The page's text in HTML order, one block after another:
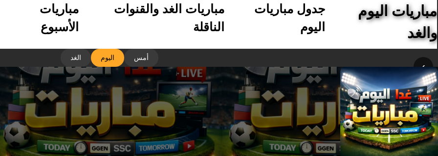
مباريات اليوم
والغد
جدول مباريات
اليوم
مباريات الغد والقنوات
الناقلة
مباريات
الأسبوع
أمس اليوم الغد
›